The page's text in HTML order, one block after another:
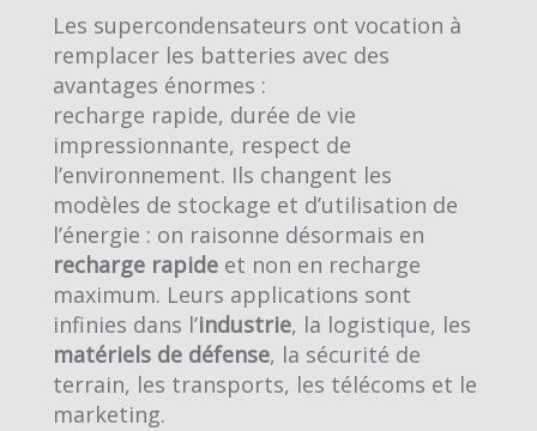
Les supercondensateurs ont vocation à
remplacer les batteries avec des
avantages énormes :
recharge rapide, durée de vie
impressionnante, respect de
l’environnement. Ils changent les
modèles de stockage et d’utilisation de
l’énergie : on raisonne désormais en
recharge rapide et non en recharge
maximum. Leurs applications sont
infinies dans l’industrie, la logistique, les
matériels de défense, la sécurité de
terrain, les transports, les télécoms et le
marketing.